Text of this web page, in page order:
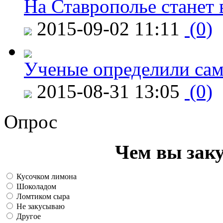
На Ставрополье
2015-09-02 11:11 (0)
Ученые определили
2015-08-31 13:05 (0)
Опрос
Чем вы
Кусочком лимона
Шоколадом
Ломтиком сыра
Не закусываю
Другое